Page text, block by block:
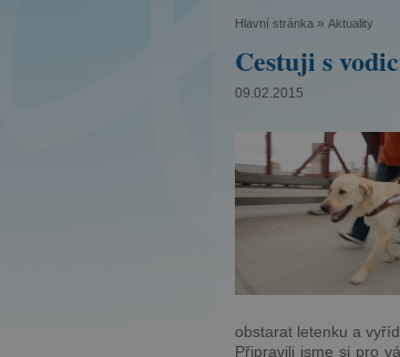
Hlavní stránka » Aktuality
Cestuji s
09.02.2015
obstarat letenku a
Připravili jsme si pro